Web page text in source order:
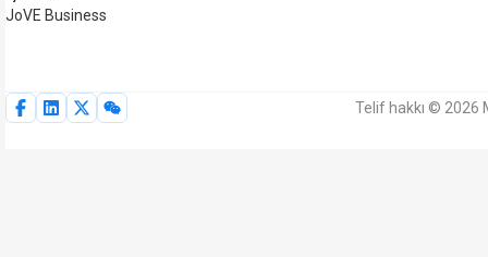
JoVE Business
Telif hakkı © 2026